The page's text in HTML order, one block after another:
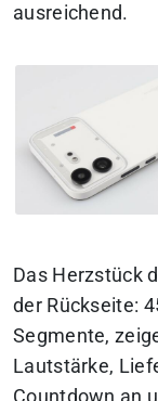
ausreichend.
Das Herzstück
der Rückseite:
Segmente,
Lautstärke,